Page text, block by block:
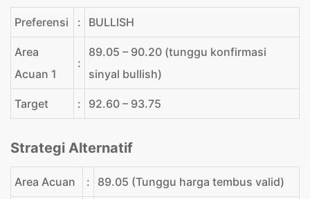
Preferensi : BULLISH
Area
Acuan 1
:
89.05 – 90.20 (tunggu konfirmasi
sinyal bullish)
Target : 92.60 – 93.75
Strategi Alternatif
Area Acuan : 89.05 (Tunggu harga tembus valid)